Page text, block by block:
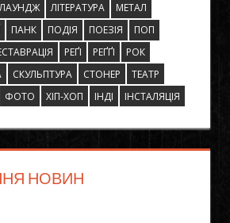
ЛАУНДЖ ЛІТЕРАТУРА
МЕТАЛ
ПАНК ПОДІЯ ПОЕЗІЯ
ПОП
РЕҐІ РЕҐҐІ
РОК
СКУЛЬПТУРА СТОНЕР
ТЕАТР
ФОТО ХІП-ХОП ІНДІ ІНСТАЛЯЦІЯ
НОВИН